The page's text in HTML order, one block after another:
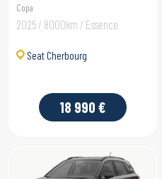
Copa
2025 / 8000km / Essence
Seat Cherbourg
18 990 €